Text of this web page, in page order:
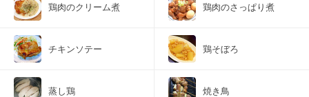
鶏肉のクリーム煮 鶏肉のさっぱり煮
チキンソテー 鶏そぼろ
蒸し鶏 焼き鳥